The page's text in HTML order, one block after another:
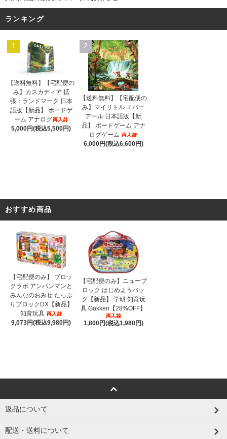
ランキング
1
【送料無料】【宅配便の
み】カスカディア 拡
張：ランドマーク 日本
語版【新品】 ボードゲ
ーム アナログ
5,000円(税込5,500円)
2
【送料無料】【宅配便の
み】マイリトル エバー
デール 日本語版【新
品】 ボードゲーム アナ
ログゲーム
6,000円(税込6,600円)
おすすめ商品
【宅配便のみ】 ブロッ
クラボ アンパンマンと
みんなのおみせ たっぷ
りブロックDX【新品】
知育玩具
9,073円(税込9,980円)
【宅配便のみ】ニューブ
ロック はじめようバッ
グ【新品】 学研 知育玩
具 Gakken【28%OFF】
1,800円(税込1,980円)
返品について
配送・送料について